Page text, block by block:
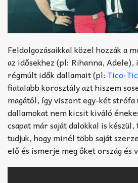
Feldolgozásaikkal közel hozzák a
az idősekhez (pl: Rihanna,
régmúlt idők dallamait (pl: Tico-
fiatalabb korosztály azt hiszem
magától, így viszont egy-két strófa
dallamokat nem kicsit kiváló
csapat már saját dalokkal is
tudjuk, hogy minél több saját
elő és ismerje meg őket ország és